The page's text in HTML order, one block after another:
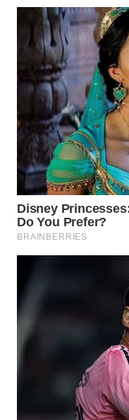
Wahana
Group
WAHANA
NEWS
WAHANA
TANI
WAHANA
ADVOKAT
WAHANA
INFRASTRUKTUR